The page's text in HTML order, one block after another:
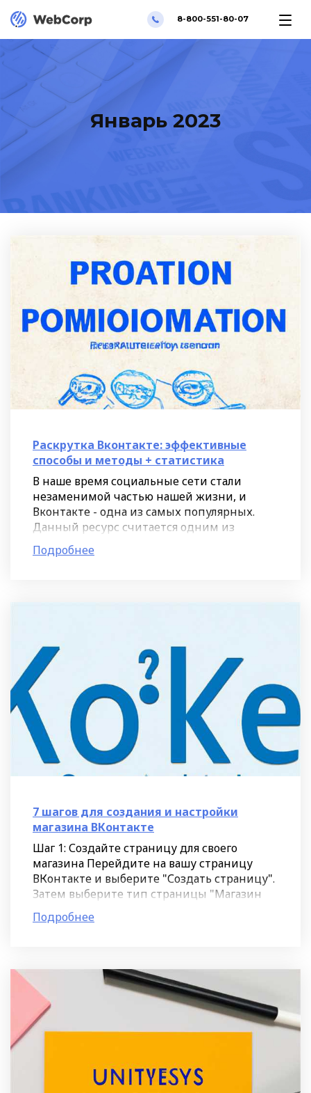
8-800-551-80-07
Январь 2023
Раскрутка Вконтакте: эффективные
способы и методы + статистика
В наше время социальные сети стали
незаменимой частью нашей жизни, и
Вконтакте - одна из самых популярных.
Данный ресурс считается одним из
наиболее эффективных инструментов для
раскрутки страницы, группы или
Подробнее
7 шагов для создания и настройки
магазина ВКонтакте
Шаг 1: Создайте страницу для своего
магазина Перейдите на вашу страницу
ВКонтакте и выберите "Создать страницу".
Затем выберите тип страницы "Магазин
товаров". Это позволит вам настраивать
функции для продажи ваших
Подробнее